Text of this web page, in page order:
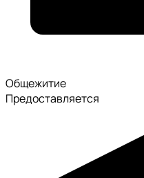
Общежитие
Предоставляется